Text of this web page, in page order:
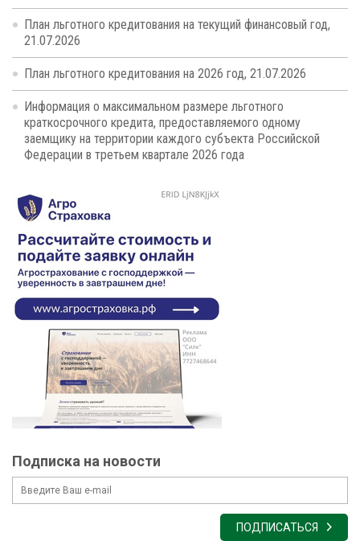
План льготного кредитования на текущий финансовый год,
21.07.2026
План льготного кредитования на 2026 год, 21.07.2026
Информация о максимальном размере льготного
краткосрочного кредита, предоставляемого одному
заемщику на территории каждого субъекта Российской
Федерации в третьем квартале 2026 года
Подписка на новости
ПОДПИСАТЬСЯ